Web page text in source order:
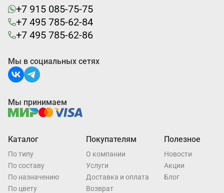
+7 915 085-75-75
+7 495 785-62-84
+7 495 785-62-86
Каталог
По типу
По составу
По назначению
По цвету
Покупателям
О компании
Услуги
Доставка и оплата
Возврат
Полезное
Новости
Акции
Блог
Мы в социальных сетях
Мы принимаем